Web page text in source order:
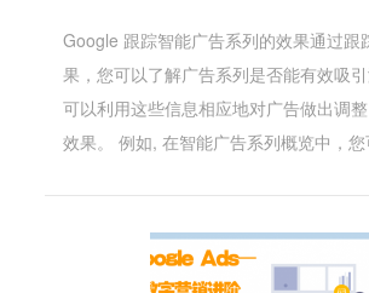
Google 跟踪智能广告系列的效果通过跟
果，您可以了解广告系列是否能有效吸
可以利用这些信息相应地对广告做出调
效果。 例如, 在智能广告系列概览中，